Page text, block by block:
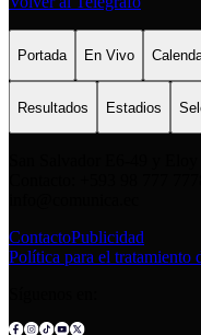
Portada En Vivo
Resultados Estadios
ContactoPublicidad
Política para el tratamiento